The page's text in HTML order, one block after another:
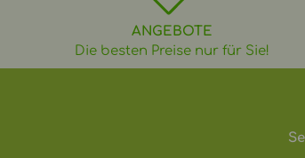
ANGEBOTE
Die besten Preise nur für Sie!